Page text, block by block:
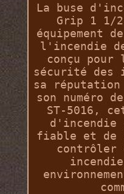
La buse
Grip 1 1/2
équipement
l'incendie
conçu
sécurité des
sa réputation
son numéro
ST-5016,
d'incendie
fiable et de
contrôler